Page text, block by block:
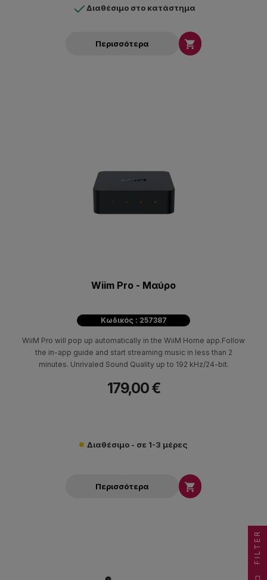
Διαθέσιμο στο κατάστημα
Περισσότερα 
Wiim Pro - Μαύρο
Κωδικός : 257387
WiiM Pro will pop up automatically in the WiiM Home app.Follow
the in-app guide and start streaming music in less than 2
minutes. Unrivaled Sound Quality up to 192 kHz/24-bit.
179,00 €
Διαθέσιμο - σε 1-3 μέρες
Περισσότερα 
FILTER